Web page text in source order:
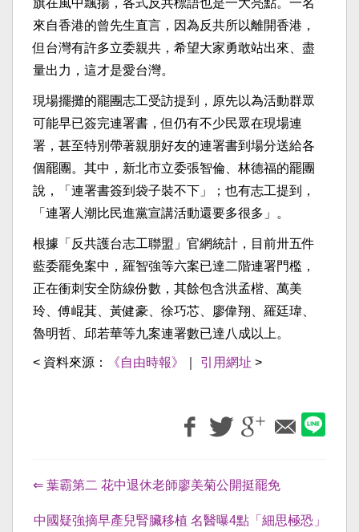
旗在風中飄揚，各式反共標語也是一大亮點。一名
來自香港的曾先生直言，因為反共所以離開香港，
但台灣有許多立委親共，希望大家勇敢站出來、盡
量出力，這才是愛台灣。
現場擺攤的罷團志工受訪提到，原先以為活動群眾
可能早已簽完連署書，但仍有不少民眾在現場連
署，甚至特別帶著親朋好友的連署書到場分送給各
個罷團。其中，新北市立委張智倫、林德福的罷團
說，「連署書簽到袋子裝不下」；也有志工提到，
「連署人潮比民進黨宣講活動還要多很多」。
根據「反共護台志工聯盟」官網統計，目前卅五件
藍委罷免案中，羅智強等六案已達二階連署門檻，
正在衝刺安全防線份數，其餘包含洪孟楷、萬美
玲、傅崐萁、黃健豪、徐巧芯、廖偉翔、羅廷瑋、
魯明哲、邱若華等九案連署數已達八成以上。
< 資料來源： 《自由時報》 引用網址 >
⇐ 葉霸第二 花中退休老師廖美菊公開挺罷免
中國疑強摘早產兒腎臟移植 名醫曝4點「細思極恐」